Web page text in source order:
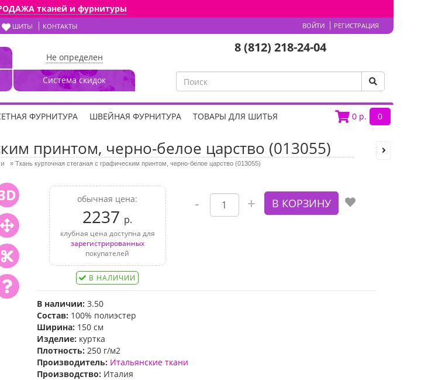
тканей и фурнитуры
ШИТЬ! КОНТАКТЫ ВОЙТИ РЕГИСТРАЦИЯ
Не определен
Система скидок
8 (812) 218-24-04
0 р. 0
ФУРНИТУРА ШВЕЙНАЯ ФУРНИТУРА ТОВАРЫ ДЛЯ ШИТЬЯ
принтом, черно-белое царство (013055)
» Ткань курточная стеганая с графическим принтом, черно-белое царство (013055)
обычная цена:
2237 р.
клубная цена доступна для
зарегистрированных
покупателей
В НАЛИЧИИ
В наличии: 3.50
Состав: 100% полиэстер
Ширина: 150 см
Изделие: куртка
Плотность: 250 г/м2
Производитель: Итальянские ткани
Производство: Италия